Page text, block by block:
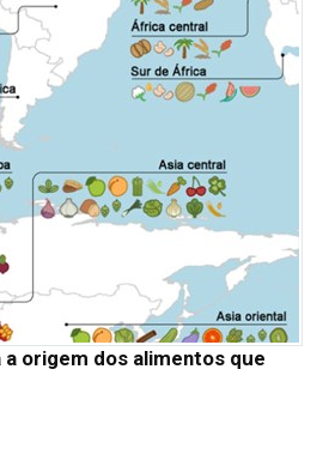
origem dos alimentos que